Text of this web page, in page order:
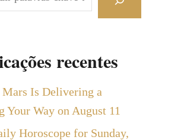
recentes
Mars Is Delivering a
Your Way on August 11
Horoscope for Sunday,